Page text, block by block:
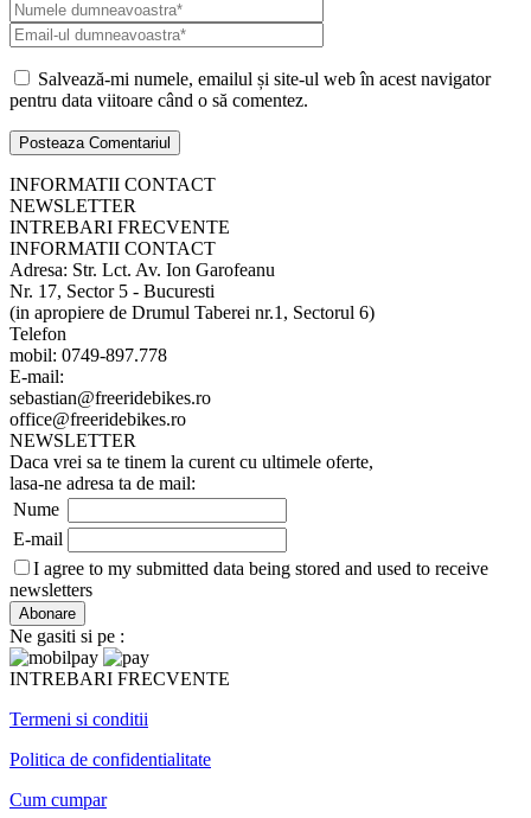
Salvează-mi numele, emailul și site-ul web în acest navigator
pentru data viitoare când o să comentez.
INFORMATII CONTACT
NEWSLETTER
INTREBARI FRECVENTE
INFORMATII CONTACT
Adresa: Str. Lct. Av. Ion Garofeanu
Nr. 17, Sector 5 - Bucuresti
(in apropiere de Drumul Taberei nr.1, Sectorul 6)
Telefon
mobil: 0749-897.778
E-mail:
sebastian@freeridebikes.ro
office@freeridebikes.ro
NEWSLETTER
Daca vrei sa te tinem la curent cu ultimele oferte,
lasa-ne adresa ta de mail:
Nume
E-mail
I agree to my submitted data being stored and used to receive
newsletters
Ne gasiti si pe :
INTREBARI FRECVENTE
Termeni si conditii
Politica de confidentialitate
Cum cumpar